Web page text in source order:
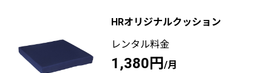
HRオリジナルクッション
レンタル料金
1,380円/月